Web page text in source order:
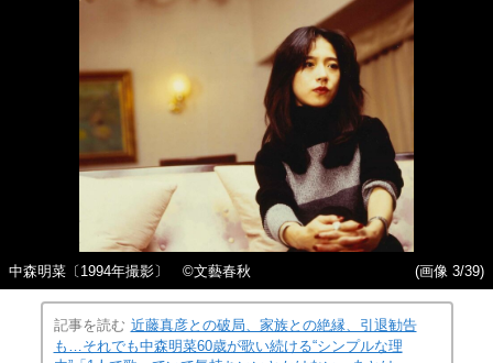
中森明菜〔1994年撮影〕 ©文藝春秋 (画像 3/39)
記事を読む 近藤真彦との破局、家族との絶縁、引退勧告
も…それでも中森明菜60歳が歌い続ける“シンプルな理